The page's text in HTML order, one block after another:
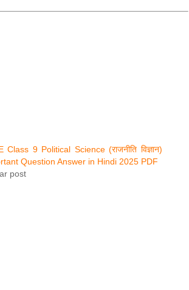
Class 9 Political Science (राजनीति विज्ञान)
Question Answer in Hindi 2025 PDF
post